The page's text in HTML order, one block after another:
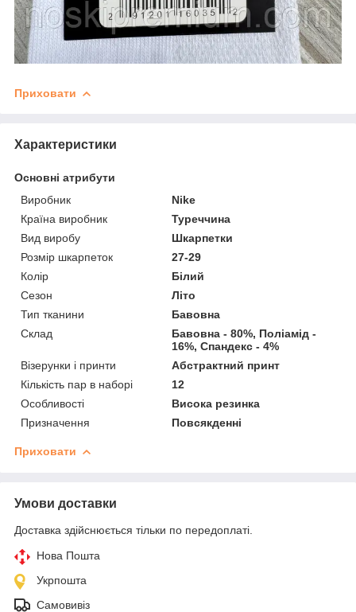
Приховати
Характеристики
Основні атрибути
Виробник
Nike
Країна виробник
Туреччина
Вид виробу
Шкарпетки
Розмір шкарпеток
27-29
Колір
Білий
Сезон
Літо
Тип тканини
Бавовна
Склад
Бавовна - 80%, Поліамід -
16%, Спандекс - 4%
Візерунки і принти
Абстрактний принт
Кількість пар в наборі
12
Особливості
Висока резинка
Призначення
Повсякденні
Приховати
Умови доставки
Доставка здійснюється тільки по передоплаті.
Нова Пошта
Укрпошта
Самовивіз